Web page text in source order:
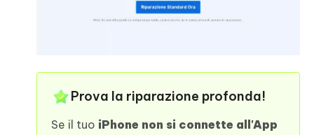
Prova la riparazione profonda!
Se il tuo iPhone non si connette all'App